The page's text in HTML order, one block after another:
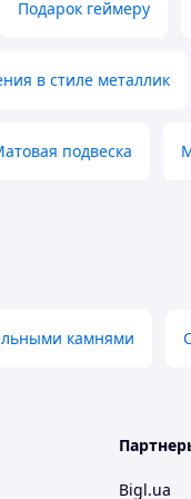
Подарок геймеру
в стиле металлик
подвеска
камнями
Bigl.ua